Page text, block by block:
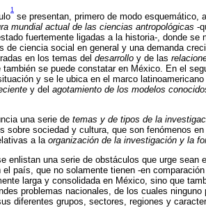
1
se presentan, primero de modo esquemático,
mundial actual de las ciencias antropológicas -
fuertemente ligadas a la historia-, donde se
de ciencia social en general y una demanda
en los temas del desarrollo y de las
también se puede constatar en México. En el
y se le ubica en el marco latinoamericano
y del agotamiento de los modelos
una serie de temas y de tipos de la
sobre sociedad y cultura, que son fenómenos
a la organización de la investigación y la
enlistan una serie de obstáculos que urge
país, que no solamente tienen -en
larga y consolidada en México, sino que
problemas nacionales, de los cuales
diferentes grupos, sectores, regiones y